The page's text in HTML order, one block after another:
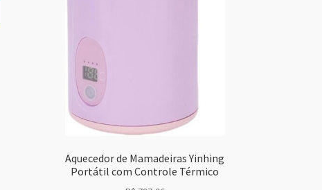
Aquecedor de Mamadeiras Yinhing
Portátil com Controle Térmico